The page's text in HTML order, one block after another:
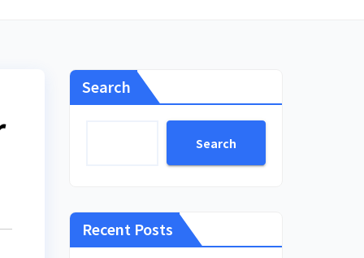
Search
Search
Recent Posts